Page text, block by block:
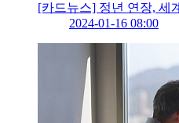
[카드뉴스] 정년 연장, 세
2024-01-16 08:00